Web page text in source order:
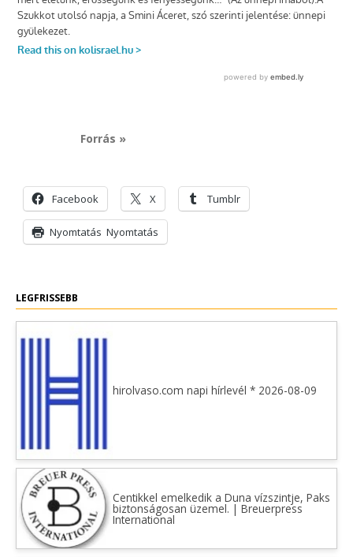
Forrás »
Facebook X Tumblr
Nyomtatás Nyomtatás
LEGFRISSEBB
hirolvaso.com napi hírlevél * 2026-08-09
Centikkel emelkedik a Duna vízszintje, Paks
biztonságosan üzemel. | Breuerpress
International